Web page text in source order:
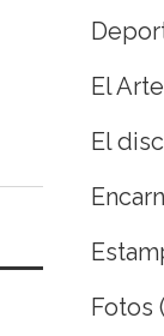
El
El
Fotos